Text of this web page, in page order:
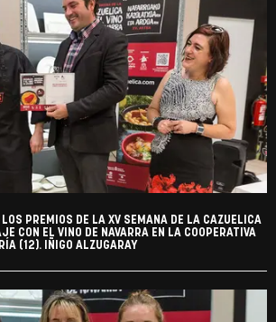
LOS PREMIOS DE LA XV SEMANA DE LA CAZUELICA
CON EL VINO DE NAVARRA EN LA COOPERATIVA
(12). IÑIGO ALZUGARAY